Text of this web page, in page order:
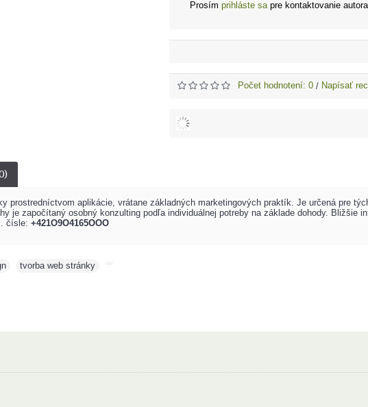
Prosím prihláste sapre kontaktovanie
Počet hodnotení: 0 / Napísať
prostredníctvom aplikácie, vrátane základných marketingových praktík. Je určená pre
je započítaný osobný konzulting podľa individuálnej potreby na základe dohody. Bližšie
čísle: +421O9O4165OOO
tvorba web stránky